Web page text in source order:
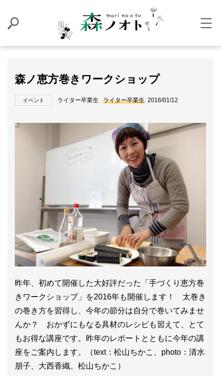
森ノ恵方巻きワークショップ
イベント ライター卒業生 ライター卒業生 2016/01/12
昨年、初めて開催した大好評だった「手づくり恵方巻
きワークショップ」を2016年も開催します！ 太巻き
の巻き方を習得し、今年の節分は自分で巻いてみませ
んか？ おかずにもなる具材のレシピも習えて、とて
もお得な講座です。昨年のレポートとともに今年の講
座をご案内します。（text：松山ちかこ、photo：清水
朋子、大西香織、松山ちかこ）